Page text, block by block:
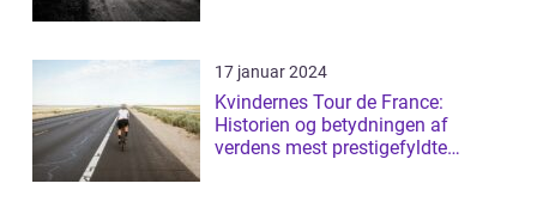
17 januar 2024
Kvindernes Tour de France:
Historien og betydningen af
verdens mest prestigefyldte